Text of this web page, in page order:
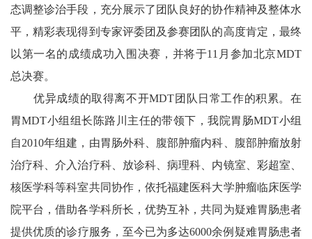
态调整诊治手段，充分展示了团队良好的协作精神及整体水
平，精彩表现得到专家评委团及参赛团队的高度肯定，最终
以第一名的成绩成功入围决赛，并将于11月参加北京MDT
总决赛。
优异成绩的取得离不开MDT团队日常工作的积累。在
胃MDT小组组长陈路川主任的带领下，我院胃肠MDT小组
自2010年组建，由胃肠外科、腹部肿瘤内科、腹部肿瘤放射
治疗科、介入治疗科、放诊科、病理科、内镜室、彩超室、
核医学科等科室共同协作，依托福建医科大学肿瘤临床医学
院平台，借助各学科所长，优势互补，共同为疑难胃肠患者
提供优质的诊疗服务，至今已为多达6000余例疑难胃肠患者